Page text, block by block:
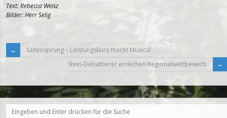
Text: Rebecca Weisz
Bilder: Herr Selig
Saitensprung – Leistungskurs macht Musical
Stein-Debattierer erreichen Regionalwettbewerb